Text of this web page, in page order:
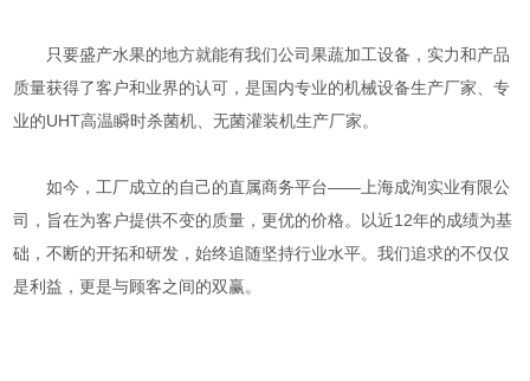
只要盛产水果的地方就能有我们公司果蔬加工设备，实力和产品
质量获得了客户和业界的认可，是国内专业的机械设备生产厂家、专
业的UHT高温瞬时杀菌机、无菌灌装机生产厂家。
如今，工厂成立的自己的直属商务平台——上海成洵实业有限公
司，旨在为客户提供不变的质量，更优的价格。以近12年的成绩为基
础，不断的开拓和研发，始终追随坚持行业水平。我们追求的不仅仅
是利益，更是与顾客之间的双赢。